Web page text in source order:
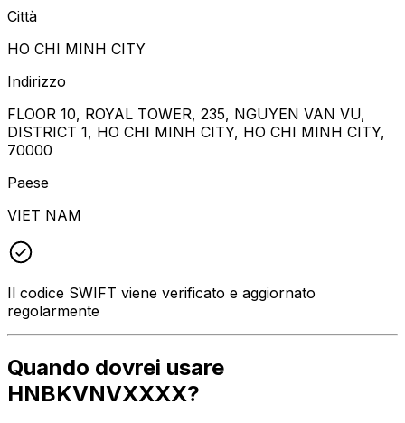
Città
HO CHI MINH CITY
Indirizzo
FLOOR 10, ROYAL TOWER, 235, NGUYEN VAN VU,
DISTRICT 1, HO CHI MINH CITY, HO CHI MINH CITY,
70000
Paese
VIET NAM
Il codice SWIFT viene verificato e aggiornato
regolarmente
Quando dovrei usare
HNBKVNVXXXX?